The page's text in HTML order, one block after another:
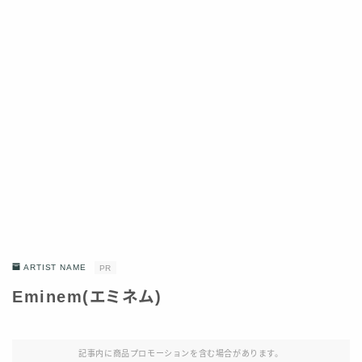
ARTIST NAME PR
Eminem(エミネム)
記事内に商品プロモーションを含む場合があります。